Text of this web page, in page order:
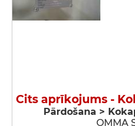
Cits aprīkojums -
Pārdošana >
OMMA